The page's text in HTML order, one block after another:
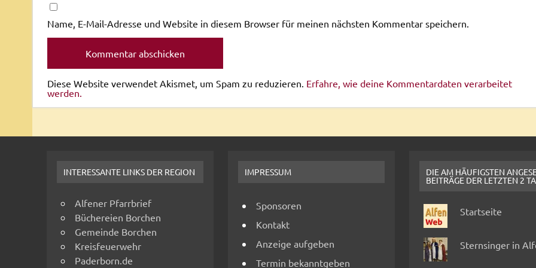
Name, E-Mail-Adresse und Website in diesem Browser für meinen nächsten Kommentar speichern.
Diese Website verwendet Akismet, um Spam zu reduzieren. Erfahre, wie deine Kommentardaten verarbeitet
werden.
INTERESSANTE LINKS DER REGION
Alfener Pfarrbrief
Büchereien Borchen
Gemeinde Borchen
Kreisfeuerwehr
Paderborn.de
IMPRESSUM
Sponsoren
Kontakt
Anzeige aufgeben
Termin bekanntgeben
DIE AM HÄUFIGSTEN
BEITRÄGE DER LETZTEN 2
Startseite
Sternsinger in